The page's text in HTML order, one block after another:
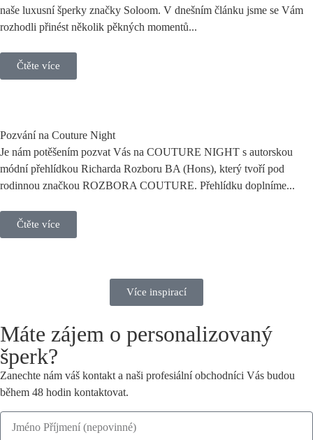
naše luxusní šperky značky Soloom. V dnešním článku jsme se Vám
rozhodli přinést několik pěkných momentů...
Čtěte více
Pozvání na Couture Night
Je nám potěšením pozvat Vás na COUTURE NIGHT s autorskou
módní přehlídkou Richarda Rozboru BA (Hons), který tvoří pod
rodinnou značkou ROZBORA COUTURE. Přehlídku doplníme...
Čtěte více
Více inspirací
Máte zájem o personalizovaný
šperk?
Zanechte nám váš kontakt a naši profesiální obchodníci Vás budou
během 48 hodin kontaktovat.